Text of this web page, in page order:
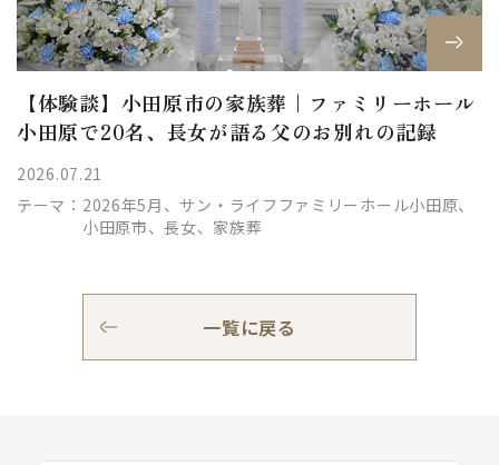
【体験談】小田原市の家族葬｜ファミリーホール
小田原で20名、長女が語る父のお別れの記録
2026.07.21
テーマ： 2026年5月、サン・ライフファミリーホール小田原、
小田原市、長女、家族葬
一覧に戻る